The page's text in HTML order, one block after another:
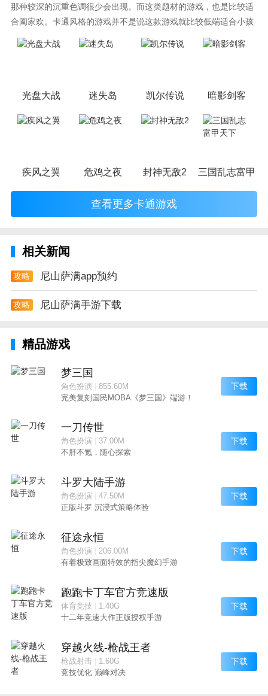
那种较深的沉重色调很少会出现。而这类题材的游戏，也是比较适
合阖家欢。卡通风格的游戏并不是说这款游戏就比较低端适合小孩
子玩，因为很多游戏厂商会故意把游戏中添加进入卡通元素，这也
光盘大战 迷失岛 凯尔传说 暗影剑客
疾风之翼 危鸡之夜 封神无敌2 三国乱志富甲天
查看更多卡通游戏
相关新闻
攻略 尼山萨满app预约
攻略 尼山萨满手游下载
精品游戏
梦三国
角色扮演| 855.60M
完美复刻国民MOBA《梦三国》端游！
下载
一刀传世
角色扮演| 37.00M
不肝不氪，随心探索
下载
斗罗大陆手游
角色扮演| 47.50M
正版斗罗 沉浸式策略体验
下载
征途永恒
角色扮演| 206.00M
有着极致画面特效的指尖魔幻手游
下载
跑跑卡丁车官方竞速版
体育竞技
1.40G
十二年竞速大作正版授权手游
下载
穿越火线-枪战王者
枪战射击
1.60G
竞技优化 巅峰对决
下载